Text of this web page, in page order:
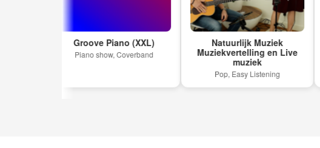
Groove Piano (XXL)
Piano show, Coverband
Natuurlijk Muziek
Muziekvertelling en Live
muziek
Pop, Easy Listening